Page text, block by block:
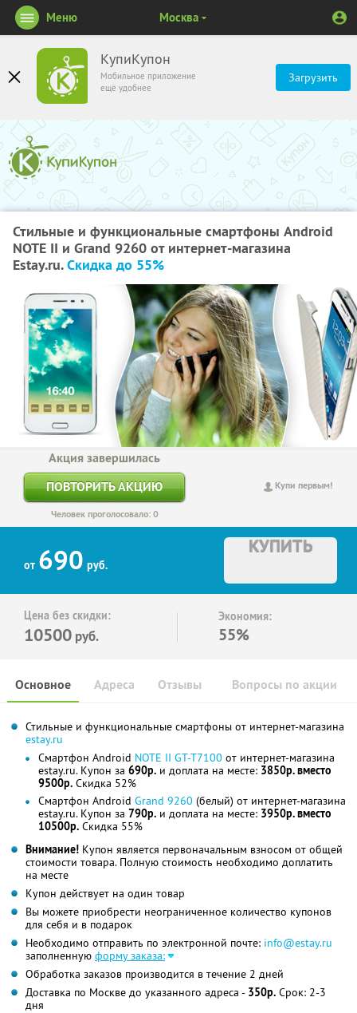
КупиКупон
Мобильное приложение
ещё удобнее
Загрузить
Меню Москва
Стильные и функциональные смартфоны Android
NOTE II и Grand 9260 от интернет-магазина
Estay.ru.Скидка до 55%
Купи первым!
Акция завершилась
ПОВТОРИТЬ АКЦИЮ
Человек проголосовало: 0
от 690 руб.
КУПИТЬ
Цена без скидки:
10500 руб.
Экономия:
55%
Основное Отзывы Вопросы по акции
Адреса
Стильные и функциональные смартфоны от интернет-магазина
estay.ru
Смартфон Android NOTE II GT-T7100 от интернет-магазина
estay.ru. Купон за 690р. и доплата на месте: 3850р. вместо
9500р. Скидка 52%
Смартфон Android Grand 9260 (белый) от интернет-магазина
estay.ru. Купон за 790р. и доплата на месте: 3950р. вместо
10500р. Скидка 55%
Внимание! Купон является первоначальным взносом от общей
стоимости товара. Полную стоимость необходимо доплатить
на месте
Купон действует на один товар
Вы можете приобрести неограниченное количество купонов
для себя и в подарок
Необходимо отправить по электронной почте: info@estay.ru
заполненную форму заказа:
Обработка заказов производится в течение 2 дней
Доставка по Москве до указанного адреса - 350р. Срок: 2-3
дня